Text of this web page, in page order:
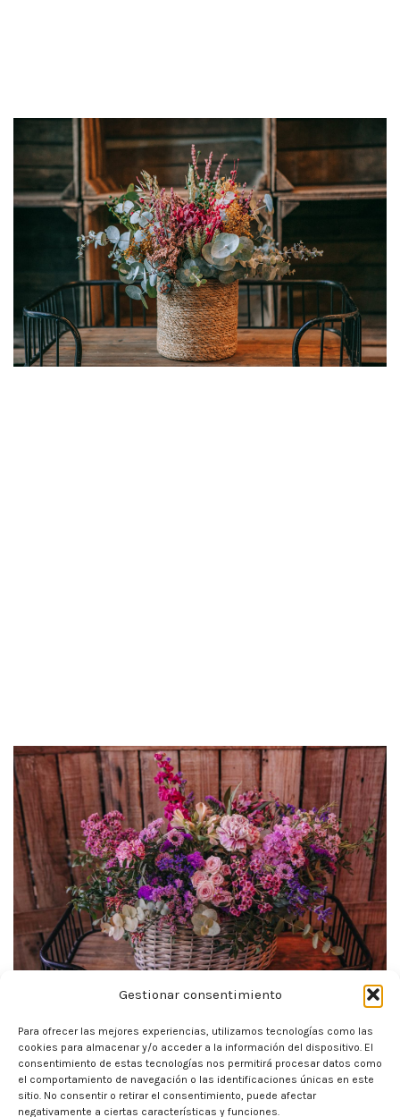
Gestionar consentimiento
Para ofrecer las mejores experiencias, utilizamos tecnologías como las
cookies para almacenar y/o acceder a la información del dispositivo. El
consentimiento de estas tecnologías nos permitirá procesar datos como
el comportamiento de navegación o las identificaciones únicas en este
sitio. No consentir o retirar el consentimiento, puede afectar
negativamente a ciertas características y funciones.